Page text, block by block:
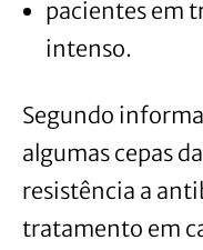
pacientes em
intenso.
Segundo
algumas cepas
resistência a
tratamento em